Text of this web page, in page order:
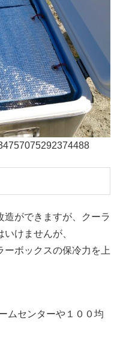
造ができますが、クーラ
けませんが、
ーボックスの保冷力を上
ムセンターや１００均